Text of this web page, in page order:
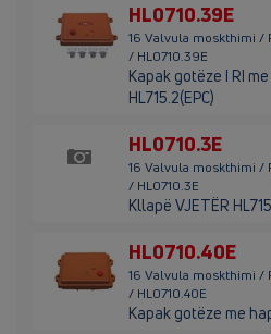
HL0710.39E
16 Valvula moskthimi /
/ HL0710.39E
Kapak gotëze I RI
HL715.2(EPC)
HL0710.3E
16 Valvula moskthimi /
/ HL0710.3E
Kllapë VJETËR
HL0710.40E
16 Valvula moskthimi /
/ HL0710.40E
Kapak gotëze me